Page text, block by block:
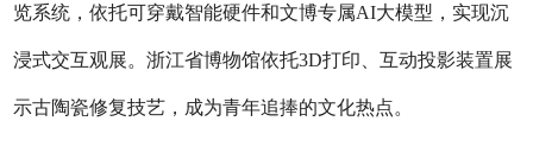
览系统，依托可穿戴智能硬件和文博专属AI大模型，实现沉
浸式交互观展。浙江省博物馆依托3D打印、互动投影装置展
示古陶瓷修复技艺，成为青年追捧的文化热点。